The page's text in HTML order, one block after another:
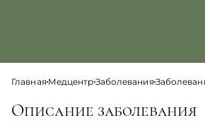
ГлавнаяМедцентрЗаболевания
Описание заболевания